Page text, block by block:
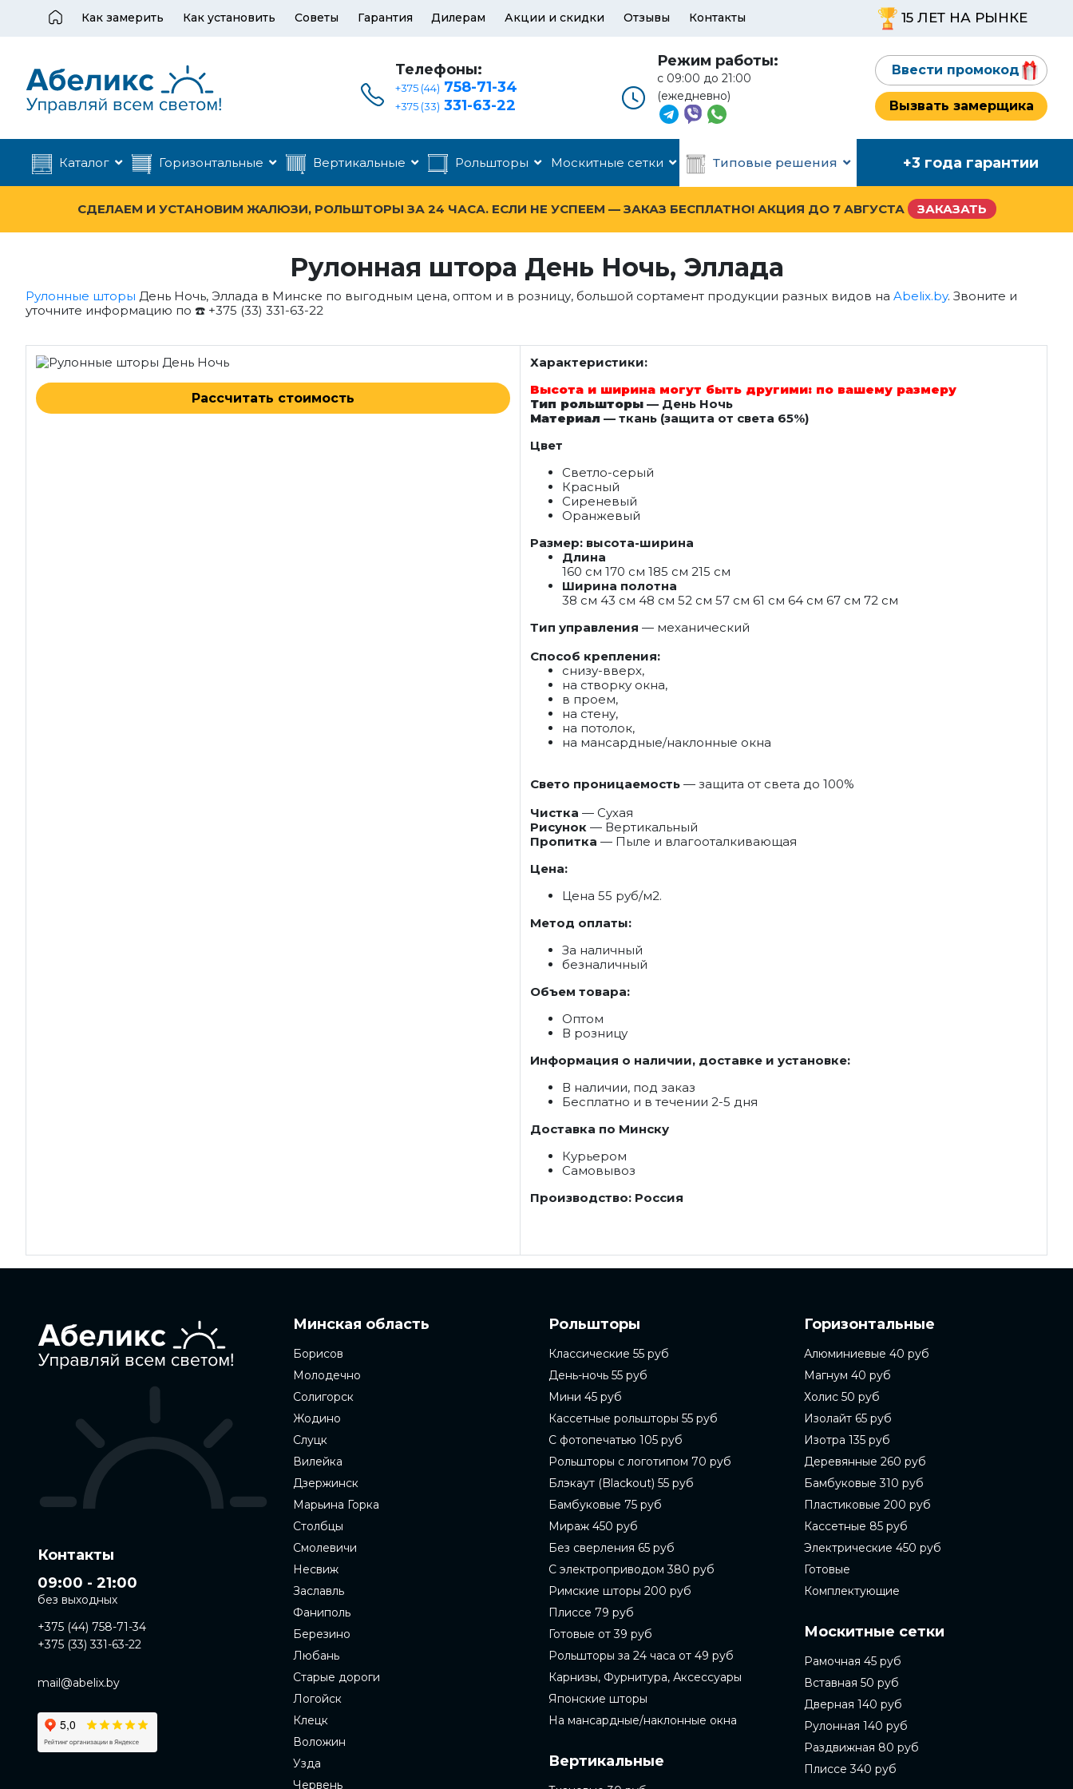
Как замерить Как установить Советы Гарантия Дилерам Акции и скидки Отзывы Контакты 15 ЛЕТ НА РЫНКЕ
Телефоны:
+375 (44) 758-71-34
+375 (33) 331-63-22
Режим работы:
с 09:00 до 21:00
(ежедневно)
Ввести промокод
Вызвать замерщика
Каталог Горизонтальные Вертикальные Рольшторы Москитные сетки Типовые решения +3 года гарантии
СДЕЛАЕМ И УСТАНОВИМ ЖАЛЮЗИ, РОЛЬШТОРЫ ЗА 24 ЧАСА. ЕСЛИ НЕ УСПЕЕМ — ЗАКАЗ БЕСПЛАТНО! АКЦИЯ ДО 7 АВГУСТА ЗАКАЗАТЬ
Рулонная штора День Ночь, Эллада
Рулонные шторы День Ночь, Эллада в Минске по выгодным цена, оптом и в розницу, большой сортамент продукции разных видов на Abelix.by. Звоните и
уточните информацию по ☎️ +375 (33) 331-63-22
Рассчитать стоимость
Характеристики:
Высота и ширина могут быть другими: по вашему размеру
Тип рольшторы — День Ночь
Материал — ткань (защита от света 65%)
Цвет
Светло-серый
Красный
Сиреневый
Оранжевый
Размер: высота-ширина
Длина
160 см 170 см 185 см 215 см
Ширина полотна
38 см 43 см 48 см 52 см 57 см 61 см 64 см 67 см 72 см
Тип управления — механический
Способ крепления:
снизу-вверх,
на створку окна,
в проем,
на стену,
на потолок,
на мансардные/наклонные окна
Свето проницаемость — защита от света до 100%
Чистка — Сухая
Рисунок — Вертикальный
Пропитка — Пыле и влагооталкивающая
Цена:
Цена 55 руб/м2.
Метод оплаты:
За наличный
безналичный
Объем товара:
Оптом
В розницу
Информация о наличии, доставке и установке:
В наличии, под заказ
Бесплатно и в течении 2-5 дня
Доставка по Минску
Курьером
Самовывоз
Производство: Россия
Контакты
09:00 - 21:00
без выходных
+375 (44) 758-71-34
+375 (33) 331-63-22
mail@abelix.by
Минская область
Борисов
Молодечно
Солигорск
Жодино
Слуцк
Вилейка
Дзержинск
Марьина Горка
Столбцы
Смолевичи
Несвиж
Заславль
Фаниполь
Березино
Любань
Старые дороги
Логойск
Клецк
Воложин
Узда
Червень
Рольшторы
Классические 55 руб
День-ночь 55 руб
Мини 45 руб
Кассетные рольшторы 55 руб
С фотопечатью 105 руб
Рольшторы с логотипом 70 руб
Блэкаут (Blackout) 55 руб
Бамбуковые 75 руб
Мираж 450 руб
Без сверления 65 руб
С электроприводом 380 руб
Римские шторы 200 руб
Плиссе 79 руб
Готовые от 39 руб
Рольшторы за 24 часа от 49 руб
Карнизы, Фурнитура, Аксессуары
Японские шторы
На мансардные/наклонные окна
Вертикальные
Горизонтальные
Алюминиевые 40 руб
Магнум 40 руб
Холис 50 руб
Изолайт 65 руб
Изотра 135 руб
Деревянные 260 руб
Бамбуковые 310 руб
Пластиковые 200 руб
Кассетные 85 руб
Электрические 450 руб
Готовые
Комплектующие
Москитные сетки
Рамочная 45 руб
Вставная 50 руб
Дверная 140 руб
Рулонная 140 руб
Раздвижная 80 руб
Плиссе 340 руб